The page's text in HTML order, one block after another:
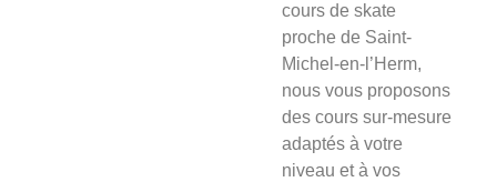
cours de skate
proche de Saint-
Michel-en-l’Herm,
nous vous proposons
des cours sur-mesure
adaptés à votre
niveau et à vos